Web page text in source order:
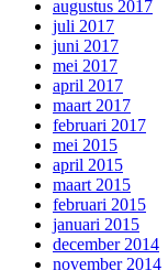
augustus 2017
juli 2017
juni 2017
mei 2017
april 2017
maart 2017
februari 2017
mei 2015
april 2015
maart 2015
februari 2015
januari 2015
december 2014
november 2014